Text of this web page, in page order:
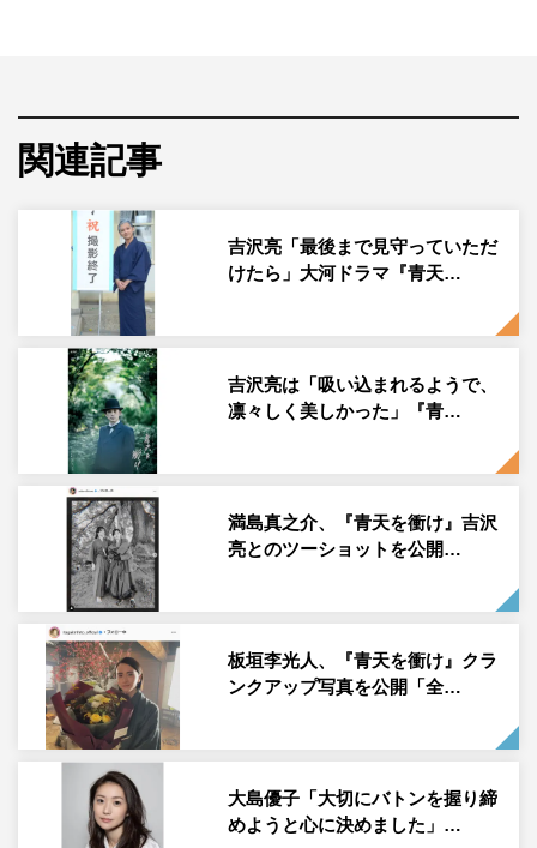
印象に残っているシーンや栄一に対する思いの変化、そし
て最終話の見どころについてお話しいただきました。
吉沢亮・黒崎博 インタビュー
◆まずは最終回直前の12月19日（日）放送の第40回につ
いて教えてください。
パリ編の手法を使って演出された旅
行のシーンがありましたが、撮影の現場はどのような様子
だったのでしょうか。
：旅のシーンでは、電車をスタッフの皆さんが全力で
揺らして走っているように見せてくださって。窓の抜けと
関連記事
吉沢亮「最後まで見守っていただ
けたら」大河ドラマ『青天…
吉沢亮は「吸い込まれるようで、
凛々しく美しかった」『青…
満島真之介、『青天を衝け』吉沢
亮とのツーショットを公開…
板垣李光人、『青天を衝け』クラ
ンクアップ写真を公開「全…
大島優子「大切にバトンを握り締
めようと心に決めました」…